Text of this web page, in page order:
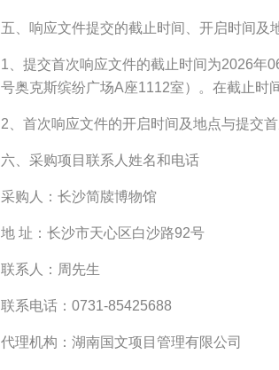
五、响应文件提交的截止时间、开启时间及
1、提交首次响应文件的截止时间为2026年
号奥克斯缤纷广场A座1112室）。在截止时
2、首次响应文件的开启时间及地点与提交
六、采购项目联系人姓名和电话
采购人：长沙简牍博物馆
地 址：长沙市天心区白沙路92号
联系人：周先生
联系电话：0731-85425688
代理机构：湖南国文项目管理有限公司